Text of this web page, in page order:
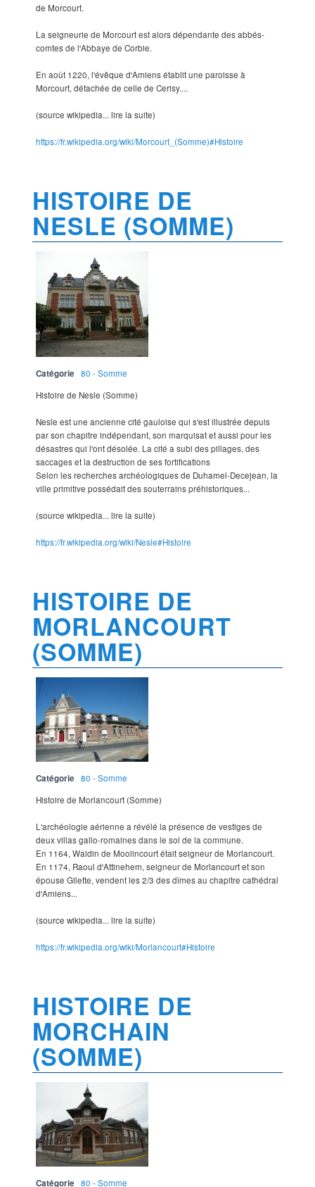
de Morcourt.
La seigneurie de Morcourt est alors dépendante des abbés-
comtes de l'Abbaye de Corbie.
En août 1220, l'évêque d'Amiens établit une paroisse à
Morcourt, détachée de celle de Cerisy....
(source wikipedia... lire la suite)
https://fr.wikipedia.org/wiki/Morcourt_(Somme)#Histoire
HISTOIRE DE
NESLE (SOMME)
Catégorie
80 - Somme
Histoire de Nesle (Somme)
Nesle est une ancienne cité gauloise qui s'est illustrée depuis
par son chapitre indépendant, son marquisat et aussi pour les
désastres qui l'ont désolée. La cité a subi des pillages, des
saccages et la destruction de ses fortifications
Selon les recherches archéologiques de Duhamel-Decejean, la
ville primitive possédait des souterrains préhistoriques...
(source wikipedia... lire la suite)
https://fr.wikipedia.org/wiki/Nesle#Histoire
HISTOIRE DE
MORLANCOURT
(SOMME)
Catégorie
80 - Somme
Histoire de Morlancourt (Somme)
L'archéologie aérienne a révélé la présence de vestiges de
deux villas gallo-romaines dans le sol de la commune.
En 1164, Waldin de Moolincourt était seigneur de Morlancourt.
En 1174, Raoul d'Attinehem, seigneur de Morlancourt et son
épouse Gilette, vendent les 2/3 des dîmes au chapitre cathédral
d'Amiens...
(source wikipedia... lire la suite)
https://fr.wikipedia.org/wiki/Morlancourt#Histoire
HISTOIRE DE
MORCHAIN
(SOMME)
Catégorie
80 - Somme